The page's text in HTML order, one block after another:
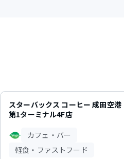
スターバックス コーヒー 成田空港
第1ターミナル4F店
カフェ・バー
軽食・ファストフード